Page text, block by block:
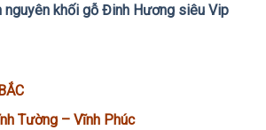
nguyên khối gỗ Đinh Hương siêu Vip
Tường – Vĩnh Phúc